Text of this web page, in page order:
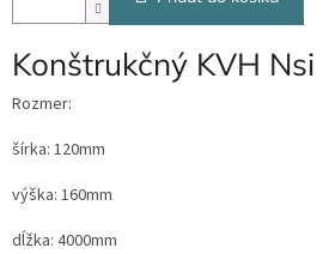
Konštrukčný KVH
Rozmer:
šírka: 120mm
výška: 160mm
dĺžka: 4000mm